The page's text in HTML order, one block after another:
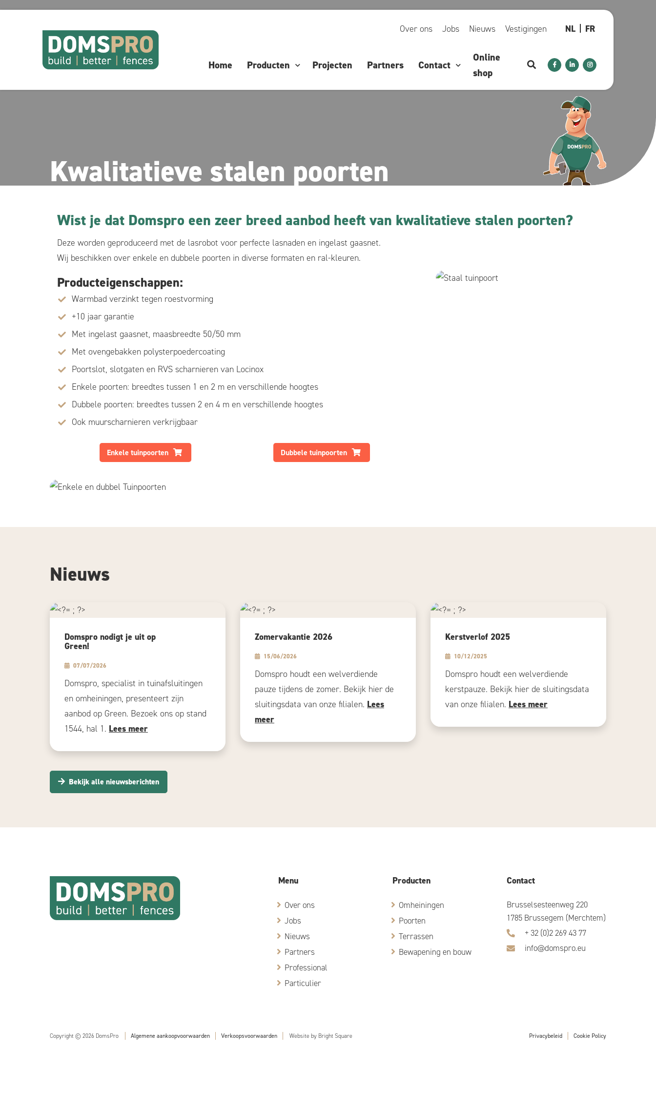
Over ons Jobs Nieuws Vestigingen NL FR
Home Producten Projecten Partners Contact
Online
shop
Kwalitatieve stalen poorten
Wist je dat Domspro een zeer breed aanbod heeft van kwalitatieve stalen poorten?
Deze worden geproduceerd met de lasrobot voor perfecte lasnaden en ingelast gaasnet.
Wij beschikken over enkele en dubbele poorten in diverse formaten en ral-kleuren.
Producteigenschappen:
Warmbad verzinkt tegen roestvorming
+10 jaar garantie
Met ingelast gaasnet, maasbreedte 50/50 mm
Met ovengebakken polysterpoedercoating
Poortslot, slotgaten en RVS scharnieren van Locinox
Enkele poorten: breedtes tussen 1 en 2 m en verschillende hoogtes
Dubbele poorten: breedtes tussen 2 en 4 m en verschillende hoogtes
Ook muurscharnieren verkrijgbaar
Enkele tuinpoorten Dubbele tuinpoorten
Nieuws
Domspro nodigt je uit op
Green!
07/07/2026
Domspro, specialist in tuinafsluitingen
en omheiningen, presenteert zijn
aanbod op Green. Bezoek ons op stand
1544, hal 1. Lees meer
Zomervakantie 2026
15/06/2026
Domspro houdt een welverdiende
pauze tijdens de zomer. Bekijk hier de
sluitingsdata van onze filialen. Lees
meer
Kerstverlof 2025
10/12/2025
Domspro houdt een welverdiende
kerstpauze. Bekijk hier de sluitingsdata
van onze filialen. Lees meer
Bekijk alle nieuwsberichten
Menu
Over ons
Jobs
Nieuws
Partners
Professional
Particulier
Producten
Omheiningen
Poorten
Terrassen
Bewapening en bouw
Contact
Brusselsesteenweg 220
1785 Brussegem (Merchtem)
+ 32 (0)2 269 43 77
info@domspro.eu
Copyright © 2026 DomsPro Algemene aankoopvoorwaarden Verkoopsvoorwaarden Website by Bright Square Privacybeleid Cookie Policy